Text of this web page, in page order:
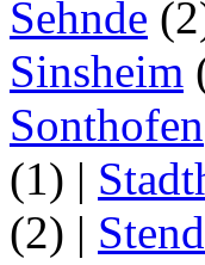
Sehnde
Sinsheim
Sonthofen
(1) |
(2) |